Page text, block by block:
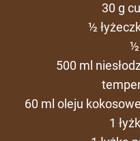
30 g
½
½
500 ml
60 ml oleju
1